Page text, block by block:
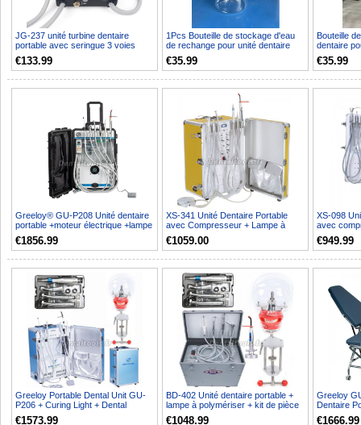
JG-237 unité turbine dentaire
portable avec seringue 3 voies
compatible compress...
€133.99
1Pcs Bouteille de stockage d'eau
de rechange pour unité dentaire
portable Greelo...
€35.99
Bouteille
dentaire
Greeloy
€35.99
Greeloy® GU-P208 Unité dentaire
portable +moteur électrique +lampe
à polymériser...
€1856.99
XS-341 Unité Dentaire Portable
avec Compresseur + Lampe à
Polymériser LED + Pièc...
€1059.00
XS-098
avec
aspiration
€949.99
Greeloy Portable Dental Unit GU-
P206 + Curing Light + Dental
Handpiece Kit + Den...
€1573.99
BD-402 Unité dentaire portable +
lampe à polymériser + kit de pièce
à main+ tête...
€1048.99
Greeloy
Dentaire
D'examen
€1666.99